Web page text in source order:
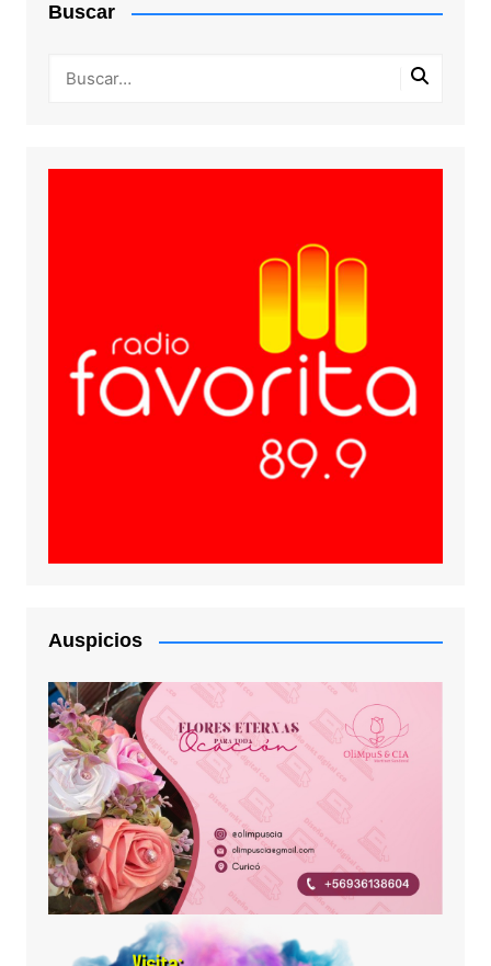
Buscar
Auspicios